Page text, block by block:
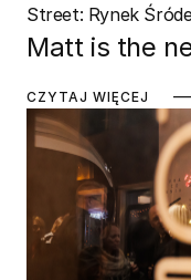
Street: Rynek
Matt is the
CZYTAJ WIĘCEJ